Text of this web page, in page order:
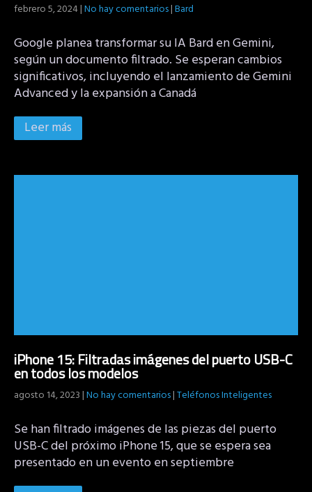
febrero 5, 2024|No hay comentarios|Bard
Google planea transformar su IA Bard en Gemini,
según un documento filtrado. Se esperan cambios
significativos, incluyendo el lanzamiento de Gemini
Advanced y la expansión a Canadá
Leer más
iPhone 15: Filtradas imágenes del puerto USB-C
en todos los modelos
agosto 14, 2023|No hay comentarios|Teléfonos Inteligentes
Se han filtrado imágenes de las piezas del puerto
USB-C del próximo iPhone 15, que se espera sea
presentado en un evento en septiembre